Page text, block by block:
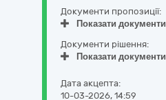
Документи пропозиції:
Показати документи
Документи рішення:
Показати документи
Дата акцепта:
10-03-2026, 14:59